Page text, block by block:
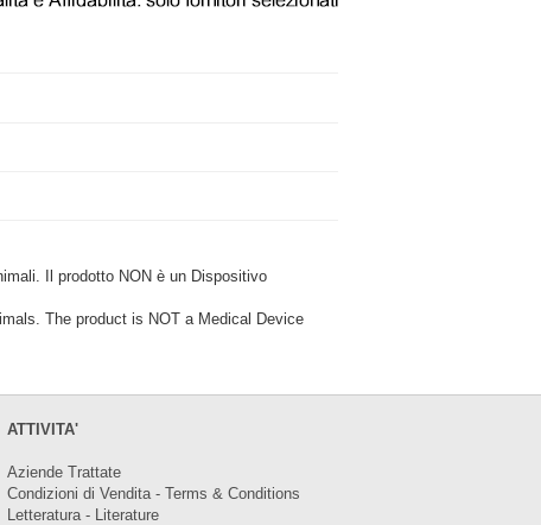
Il prodotto NON è un Dispositivo
The product is NOT a Medical Device
ATTIVITA'
Aziende Trattate
Condizioni di Vendita - Terms & Conditions
Letteratura - Literature